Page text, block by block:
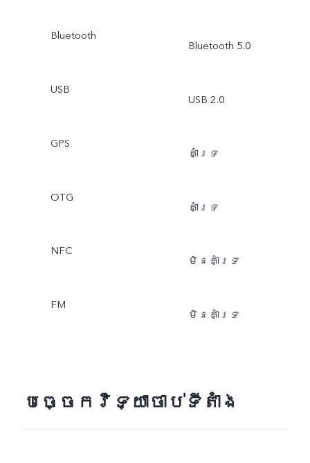
Bluetooth
Bluetooth 5.0
USB
USB 2.0
GPS
គាំទ្រ
OTG
គាំទ្រ
NFC
មិនគាំទ្រ
FM
មិនគាំទ្រ
បច្ចេកវិទ្យាចាប់ទីតាំង